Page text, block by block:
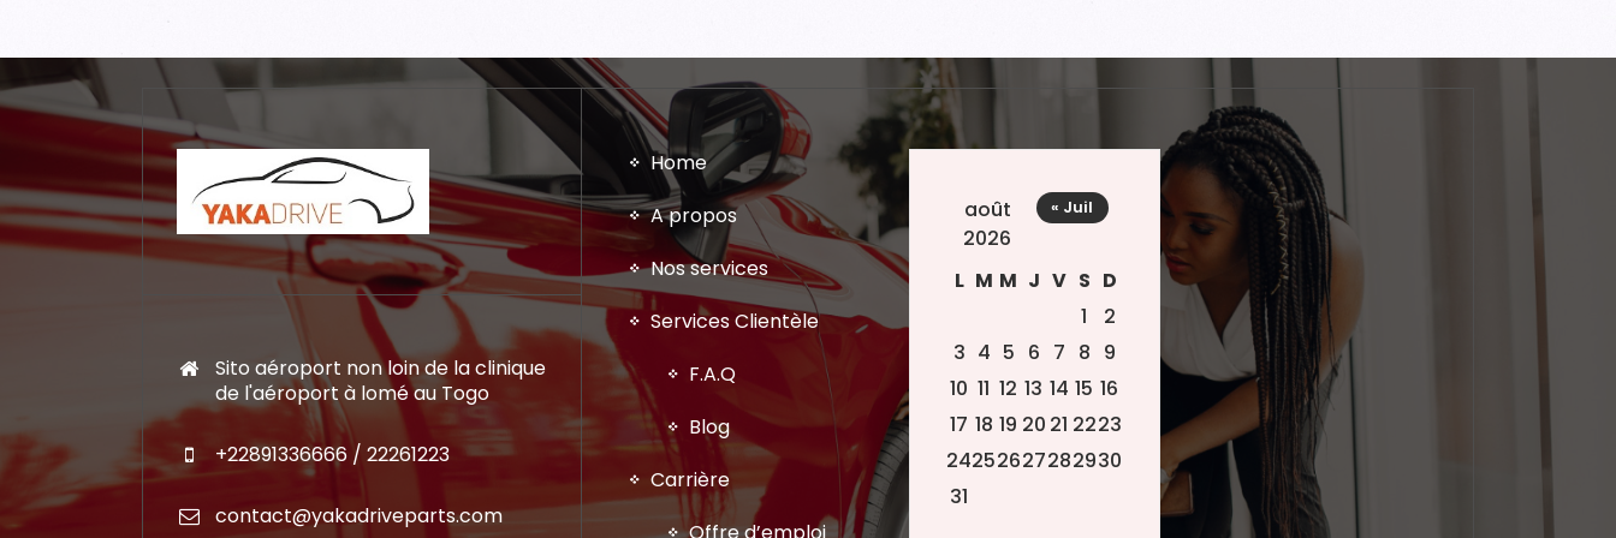
Sito aéroport non loin de la clinique
de l'aéroport à lomé au Togo
+22891336666 / 22261223
contact@yakadriveparts.com
Home
A propos
Nos services
Services Clientèle
F.A.Q
Blog
Carrière
Offre d’emploi
août
2026
L M M J V S D
1
2
3 4 5 6 7 8 9
10 11 12 13 14 15 16
17 18 19 20 21 2223
24252627282930
31
« Juil